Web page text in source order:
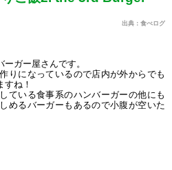
出典：食べログ
ガー屋さんです。
りになっているので店内が外からでも
すね！
ている食事系のハンバーガーの他にも
めるバーガーもあるので小腹が空いた